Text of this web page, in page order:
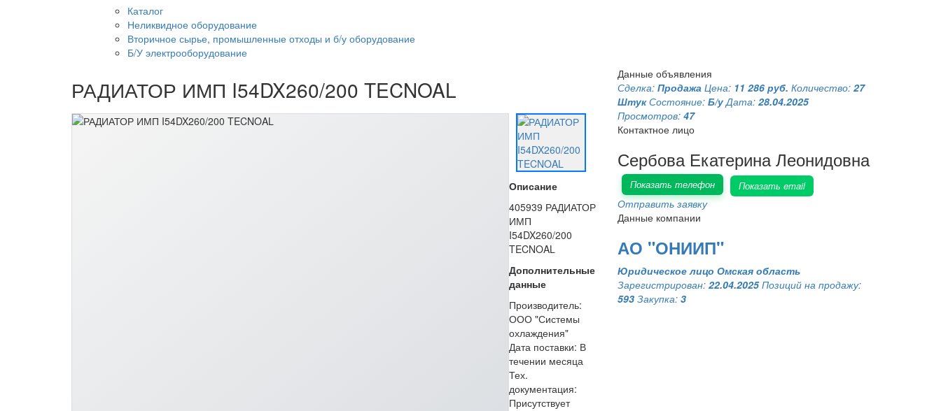
Каталог
Неликвидное оборудование
Вторичное сырье, промышленные отходы и б/у оборудование
Б/У электрооборудование
РАДИАТОР ИМП I54DX260/200 TECNOAL
Описание
405939 РАДИАТОР
ИМП
I54DX260/200
TECNOAL
Дополнительные
данные
Производитель:
ООО "Системы
охлаждения"
Дата поставки: В
течении месяца
Тех.
документация:
Присутствует
Данные объявления
Сделка: Продажа Цена: 11 286 руб. Количество: 27
Штук Состояние: Б/у Дата: 28.04.2025
Просмотров: 47
Контактное лицо
Сербова Екатерина Леонидовна
Показать телефон Показать email
Отправить заявку
Данные компании
АО "ОНИИП"
Юридическое лицо Омская область
Зарегистрирован: 22.04.2025 Позиций на продажу:
593 Закупка: 3